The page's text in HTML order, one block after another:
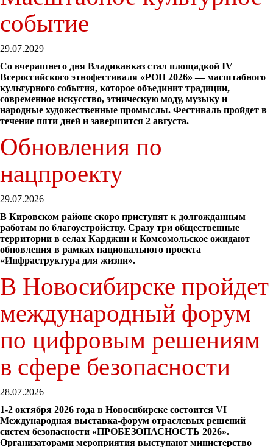
событие
29.07.2029
Со вчерашнего дня Владикавказ стал площадкой IV
Всероссийского этнофестиваля «РОН 2026» — масштабного
культурного события, которое объединит традиции,
современное искусство, этническую моду, музыку и
народные художественные промыслы. Фестиваль пройдет в
течение пяти дней и завершится 2 августа.
Обновления по
нацпроекту
29.07.2026
В Кировском районе скоро приступят к долгожданным
работам по благоустройству. Сразу три общественные
территории в селах Карджин и Комсомольское ожидают
обновления в рамках национального проекта
«Инфраструктура для жизни».
В Новосибирске пройдет
международный форум
по цифровым решениям
в сфере безопасности
28.07.2026
1-2 октября 2026 года в Новосибирске состоится VI
Международная выставка-форум отраслевых решений
систем безопасности «ПРОБЕЗОПАСНОСТЬ 2026».
Организаторами мероприятия выступают министерство